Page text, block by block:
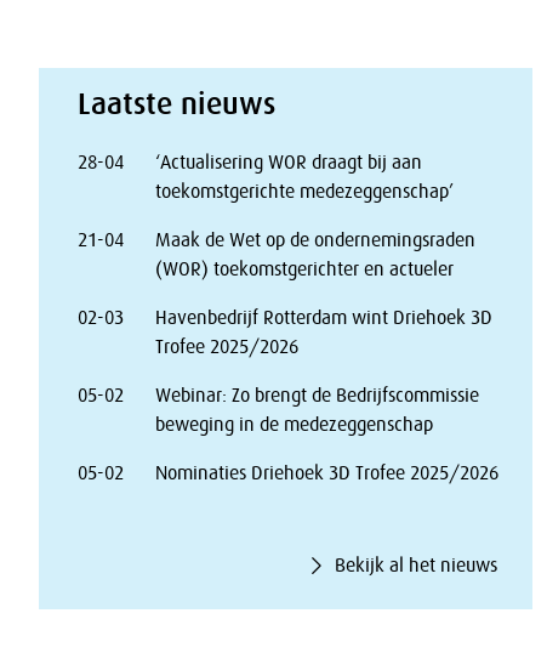
Laatste nieuws
28-04
‘Actualisering WOR draagt bij aan
toekomstgerichte medezeggenschap’
21-04
Maak de Wet op de ondernemingsraden
(WOR) toekomstgerichter en actueler
02-03
Havenbedrijf Rotterdam wint Driehoek 3D
Trofee 2025/2026
05-02
Webinar: Zo brengt de Bedrijfscommissie
beweging in de medezeggenschap
05-02 Nominaties Driehoek 3D Trofee 2025/2026
Bekijk al het nieuws